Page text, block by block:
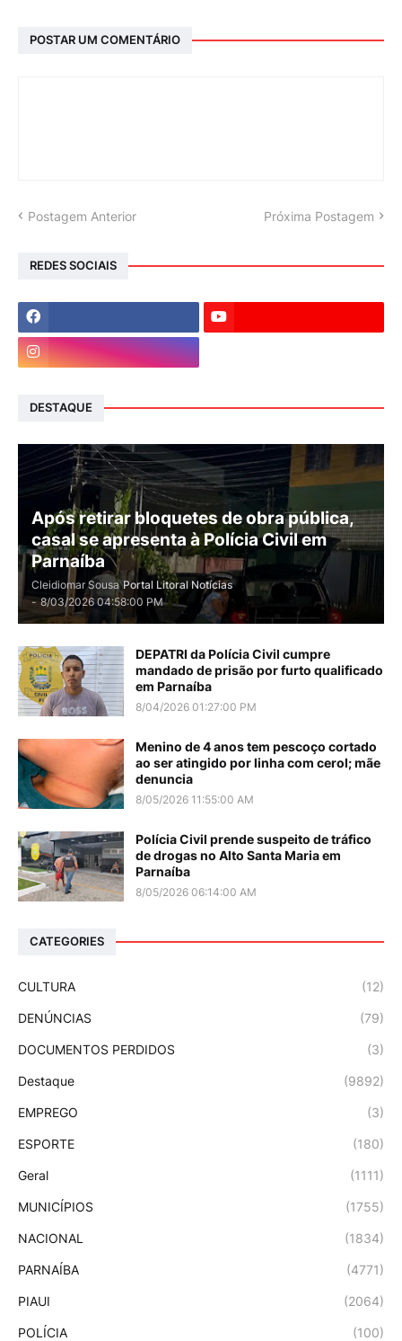
POSTAR UM COMENTÁRIO
Postagem Anterior Próxima Postagem
REDES SOCIAIS
DESTAQUE
Após retirar bloquetes de obra pública,
casal se apresenta à Polícia Civil em
Parnaíba
Cleidiomar Sousa Portal Litoral Notícias
- 8/03/2026 04:58:00 PM
DEPATRI da Polícia Civil cumpre
mandado de prisão por furto qualificado
em Parnaíba
8/04/2026 01:27:00 PM
Menino de 4 anos tem pescoço cortado
ao ser atingido por linha com cerol; mãe
denuncia
8/05/2026 11:55:00 AM
Polícia Civil prende suspeito de tráfico
de drogas no Alto Santa Maria em
Parnaíba
8/05/2026 06:14:00 AM
CATEGORIES
CULTURA (12)
DENÚNCIAS (79)
DOCUMENTOS PERDIDOS (3)
Destaque (9892)
EMPREGO (3)
ESPORTE (180)
Geral (1111)
MUNICÍPIOS (1755)
NACIONAL (1834)
PARNAÍBA (4771)
PIAUI (2064)
POLÍCIA (100)